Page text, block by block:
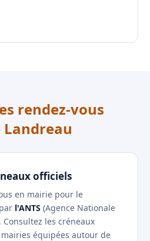
rendez-vous
Landreau
officiels
en mairie pour le
l'ANTS (Agence Nationale
Consultez les créneaux
équipées autour de